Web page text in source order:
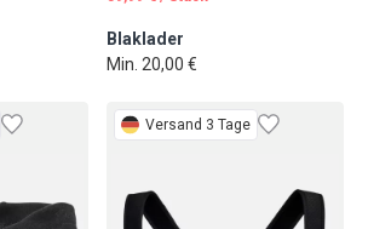
Blaklader
Min. 20,00 €
Versand 3 Tage